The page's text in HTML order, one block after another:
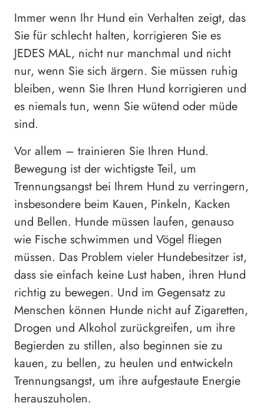
Immer wenn Ihr Hund ein Verhalten zeigt, das
Sie für schlecht halten, korrigieren Sie es
JEDES MAL, nicht nur manchmal und nicht
nur, wenn Sie sich ärgern. Sie müssen ruhig
bleiben, wenn Sie Ihren Hund korrigieren und
es niemals tun, wenn Sie wütend oder müde
sind.
Vor allem – trainieren Sie Ihren Hund.
Bewegung ist der wichtigste Teil, um
Trennungsangst bei Ihrem Hund zu verringern,
insbesondere beim Kauen, Pinkeln, Kacken
und Bellen. Hunde müssen laufen, genauso
wie Fische schwimmen und Vögel fliegen
müssen. Das Problem vieler Hundebesitzer ist,
dass sie einfach keine Lust haben, ihren Hund
richtig zu bewegen. Und im Gegensatz zu
Menschen können Hunde nicht auf Zigaretten,
Drogen und Alkohol zurückgreifen, um ihre
Begierden zu stillen, also beginnen sie zu
kauen, zu bellen, zu heulen und entwickeln
Trennungsangst, um ihre aufgestaute Energie
herauszuholen.